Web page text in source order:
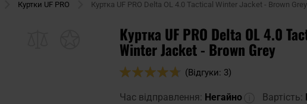
Куртки UF PRO Куртка UF PRO Delta OL 4.0 Tactical Winter Jacket - Brown Grey
Куртка UF PRO Delta OL 4.0
Winter Jacket - Brown Grey
Оцінка:
(Відгуки: 3)
Час відправлення: Негайно Вартість: